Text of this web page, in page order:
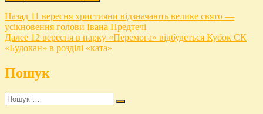
Навигация
по
записям
Назад Предыдущая
запись:
11 вересня християни відзначають велике свято —
усікновення голови Івана Предтечі
Далее Следующая
запись:
12 вересня в парку «Перемога» відбудеться Кубок СК
«Будокан» в розділі «ката»
Пошук
Пошук
…